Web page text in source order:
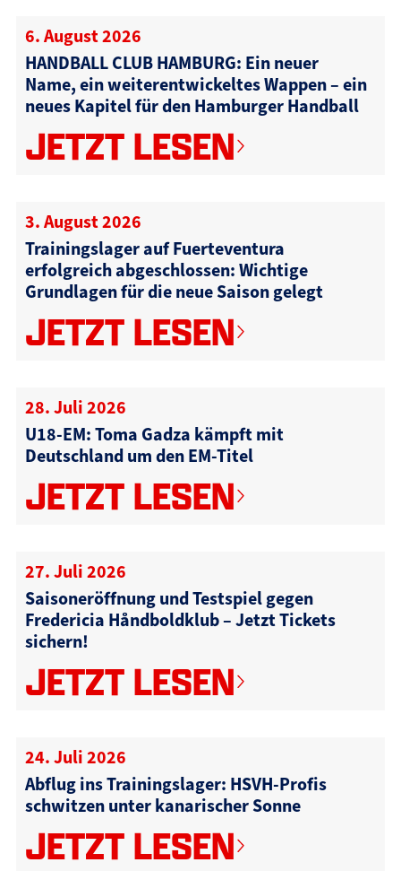
6. August 2026
HANDBALL CLUB HAMBURG: Ein neuer
Name, ein weiterentwickeltes Wappen – ein
neues Kapitel für den Hamburger Handball
JETZT LESEN
3. August 2026
Trainingslager auf Fuerteventura
erfolgreich abgeschlossen: Wichtige
Grundlagen für die neue Saison gelegt
JETZT LESEN
28. Juli 2026
U18-EM: Toma Gadza kämpft mit
Deutschland um den EM-Titel
JETZT LESEN
27. Juli 2026
Saisoneröffnung und Testspiel gegen
Fredericia Håndboldklub – Jetzt Tickets
sichern!
JETZT LESEN
24. Juli 2026
Abflug ins Trainingslager: HSVH-Profis
schwitzen unter kanarischer Sonne
JETZT LESEN